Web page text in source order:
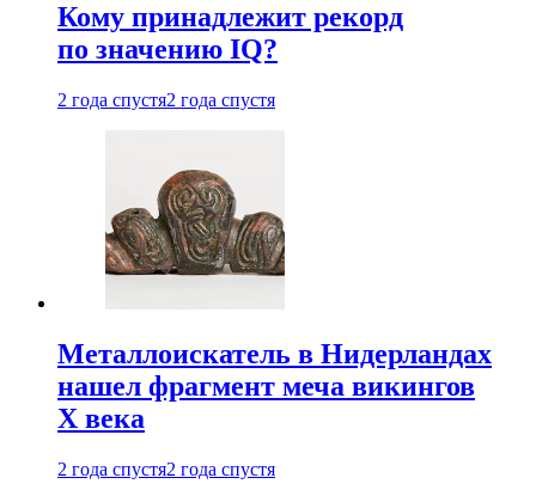
Кому принадлежит рекорд
по значению IQ?
2 года спустя2 года спустя
Металлоискатель в Нидерландах
нашел фрагмент меча викингов
X века
2 года спустя2 года спустя